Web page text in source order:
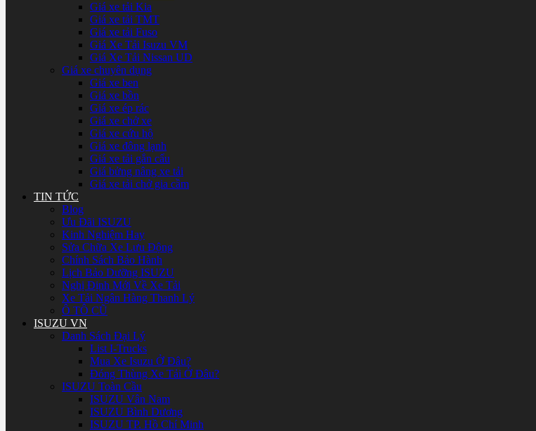
Giá xe tải Kia
Giá xe tải TMT
Giá xe tải Fuso
Giá Xe Tải Isuzu VM
Giá Xe Tải Nissan UD
Giá xe chuyên dụng
Giá xe ben
Giá xe bồn
Giá xe ép rác
Giá xe chở xe
Giá xe cứu hộ
Giá xe đông lạnh
Giá xe tải gắn cẩu
Giá bửng nâng xe tải
Giá xe tải chở gia cầm
TIN TỨC
Blog
Ưu Đãi ISUZU
Kinh Nghiệm Hay
Sửa Chữa Xe Lưu Động
Chính Sách Bảo Hành
Lịch Bảo Dưỡng ISUZU
Nghị Định Mới Về Xe Tải
Xe Tải Ngân Hàng Thanh Lý
Ô TÔ CŨ
ISUZU VN
Danh Sách Đại Lý
List I-Trucks
Mua Xe Isuzu Ở Đâu?
Đóng Thùng Xe Tải Ở Đâu?
ISUZU Toàn Cầu
ISUZU Vân Nam
ISUZU Bình Dương
ISUZU TP. Hồ Chí Minh